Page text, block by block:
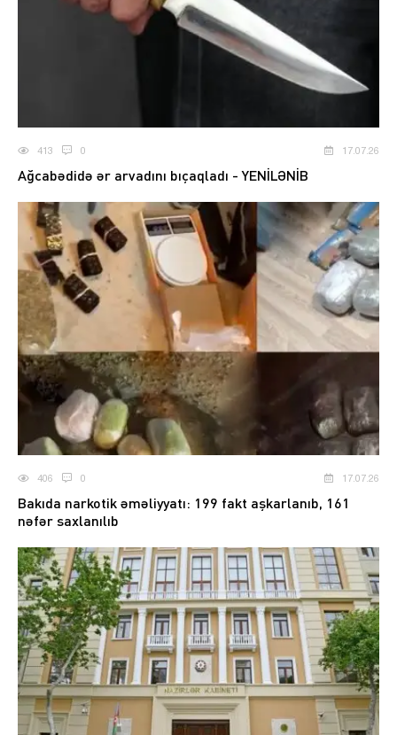
413 0 17.07.26
Ağcabədidə ər arvadını bıçaqladı - YENİLƏNİB
406 0 17.07.26
Bakıda narkotik əməliyyatı: 199 fakt aşkarlanıb, 161
nəfər saxlanılıb